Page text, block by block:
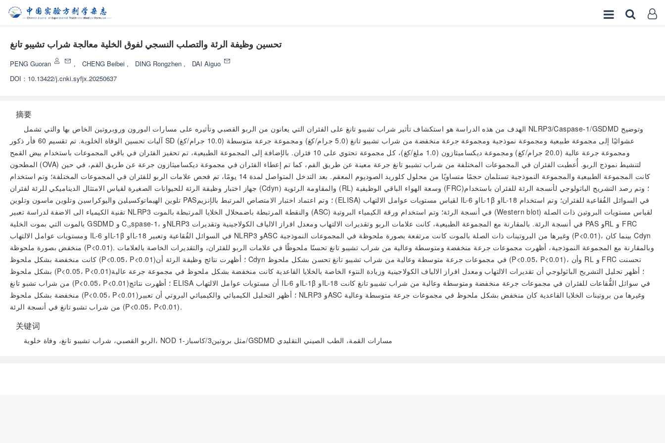
تحسين وظيفة الرئة والتصلب النسجي لفوق الخلية معالجة شراب تشيبو تانغ
PENG Guoran , CHENG Beibei , DING Rongzhen ,
DAI Aiguo
DOI： 10.13422/j.cnki.syfjx.20250637
摘要
الهدف من هذه الدراسة هو استكشاف تأثير شراب تشيبو تانغ على الفئران التي يعانون من الربو القصبي وتأثيره على مسارات البورون وروبروتين الخاص بها والتي تشمل NLRP3/Caspase-1/GSDMD وتوضيح
آليات تحسين الوفاة الخلوية. تم تقسيم 60 فأر ذكور SD عشوائيًا إلى مجموعة طبيعية ومجموعة نموذجية ومجموعة جرعة منخفضة من شراب تشيبو تانغ (5.0 جرام/كغ) ومجموعة جرعة متوسطة (10.0 جرام/كغ)
ومجموعة جرعة عالية (20.0 جرام/كغ) ومجموعة ديكساميثازون (1.0 ملغ/كغ)، كل مجموعة تحتوي على 10 فئران. بالإضافة إلى المجموعة الطبيعية، تم تحفيز الفئران في باقي المجموعات باستخدام بيض القمح
المطحون (OVA) لتنشيط نموذج الربو. أُعطيت الفئران في المجموعات المختلفة من شراب تشيبو تانغ جرعة معينة عن طريق الفم، كما تم إعطاء الفئران في مجموعة ديكساميثازون جرعة عن طريق الفم، في حين
كانت المجموعة الطبيعية والمجموعة النموذجية تستلمان حجمًا متساويًا من محلول كلوريد الصوديوم المعقم. بعد التدخل المتواصل لمدة 14 يومًا، تم فحص علامات الربو للفئران في المجموعات المختلفة؛ وتم استخدام
جهاز اختبار وظيفة الرئة للحيوانات الصغيرة لقياس الامتثال الديناميكي للرئة لفئران (Cdyn) والمقاومة الرئوية (RL) وسعة الهواء الباقي الوظيفية (FRC)؛ وتم رصد التشريح الباثولوجي لأنسجة الرئة للفئران باستخدام
تلوين الهيماتوكسيلين واليوكراسين وتلوين ماسون وتلوين PAS؛ وتم اعتماد اختبار الامتصاص المرتبط بالإنزيم (ELISA) لقياس مستويات عوامل الالتهاب IL-6 وIL-1β وIL-18 في السوائل الفُقاعية للفئران؛ وتم استخدام
تقنية الکیمیاء الى الاضفة لدراسة تعبير NLRP3 والنقطة المرتبطة باضمحلال الخلايا المرتبطة بالموت (ASC) في أنسجة الرئة؛ وتم استخدام ورقة الکیمیاء البروتیة (Western blot) لقياس مستويات البروتين ذات الصلة
بالموت التي بموت الخلية GSDMD و C؈spase-1، وNLRP3 في أنسجة الرئة. بالمقارنة مع المجموعة الطبيعية، كانت علامات الربو وتقديرات الالتهاب ومعدل افراز الالياف الكولاجينية وتقديرات PAS وRL و FRC
ومستويات عوامل الالتهاب IL-6 وIL-1β وIL-18 في السوائل الفُقاعية وتعبير NLRP3 وASC وغيرها من البروتينات ذات الصلة بالموت كانت مرتفعة بصورة ملحوظة في المجموعات النموذجية (P<0.01)، بينما كان Cdyn
منخفض بصورة ملحوظة (P<0.01). وبالمقارنة مع المجموعة النموذجية، أظهرت مجموعات جرعة منخفضة ومتوسطة وعالية من شراب تشيبو تانغ تحسنًا ملحوظًا في علامات الربو للفئران، والتقديرات الخاصة بالعلامات
كانت منخفضة بشكل ملحوظ (P<0.05، P<0.01)؛ أظهرت نتائج وظيفة الرئة أن Cdyn في مجموعات جرعة متوسطة وعالية من شراب تشيبو تانغ تحسن بشكل ملحوظ (P<0.05، P<0.01)، وأن RL و FRC تحسنت
بشكل ملحوظ (P<0.05، P<0.01)؛ أظهر تحليل التشريح الباثولوجي أن تقديرات الالتهاب ومعدل افراز الالياف الكولاجينية وزيادة النتوء الخاصة بالخلايا القاعدية كانت منخفضة بشكل ملحوظ في مجموعة جرعة عالية
من شراب تشبو تانغ (P<0.05، P<0.01)؛ أظهرت نتائج ELISA أن مستويات عوامل الالتهاب IL-6 وIL-1β وIL-18 في سوائل الفُّقاعات للفئران في مجموعات جرعة منخفضة ومتوسطة وعالية من شراب تشيبو تانغ كانت
منخفضة بشكل ملحوظ (P<0.05، P<0.01)؛ أظهر التحليل الكيميائي والكيميائي البروتي أن تعبير NLRP3 وASC وغيرها من بروتينات الخلايا القاعدية كان منخفض بشكل ملحوظ في مجموعات جرعة متوسطة وعالية
من شراب تشبو تانغ في أنسجة الرئة (P<0.05، P<0.01).
关键词
الربو القصبي، شراب تشيبو تانغ، وفاة خلوية، NOD مثل بروتين3/كاسباز-1/GSDMD مسارات القمة، الطب الصيني التقليدي